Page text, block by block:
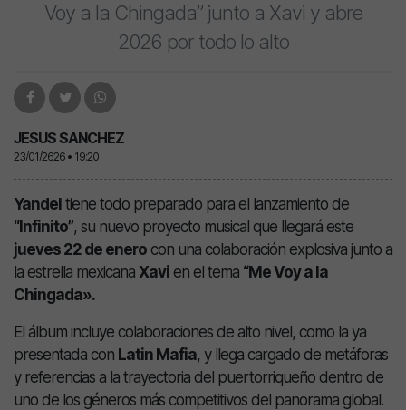
Voy a la Chingada” junto a Xavi y abre
2026 por todo lo alto
JESUS SANCHEZ
23/01/2626 • 19:20
Yandel tiene todo preparado para el lanzamiento de
“Infinito”, su nuevo proyecto musical que llegará este
jueves 22 de enero con una colaboración explosiva junto a
la estrella mexicana Xavi en el tema “Me Voy a la
Chingada».
El álbum incluye colaboraciones de alto nivel, como la ya
presentada con Latin Mafia, y llega cargado de metáforas
y referencias a la trayectoria del puertorriqueño dentro de
uno de los géneros más competitivos del panorama global.